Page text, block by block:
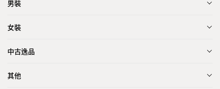
男裝
女裝
中古逸品
其他